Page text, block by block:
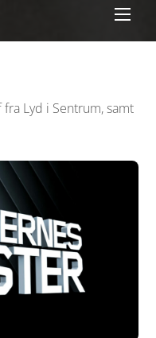
Lyd i Sentrum, samt